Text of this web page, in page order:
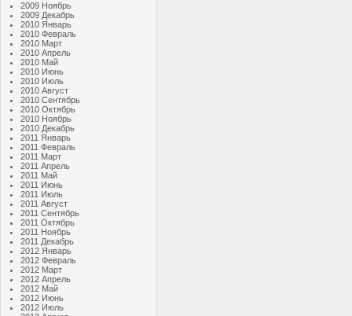
2009 Ноябрь
2009 Декабрь
2010 Январь
2010 Февраль
2010 Март
2010 Апрель
2010 Май
2010 Июнь
2010 Июль
2010 Август
2010 Сентябрь
2010 Октябрь
2010 Ноябрь
2010 Декабрь
2011 Январь
2011 Февраль
2011 Март
2011 Апрель
2011 Май
2011 Июнь
2011 Июль
2011 Август
2011 Сентябрь
2011 Октябрь
2011 Ноябрь
2011 Декабрь
2012 Январь
2012 Февраль
2012 Март
2012 Апрель
2012 Май
2012 Июнь
2012 Июль